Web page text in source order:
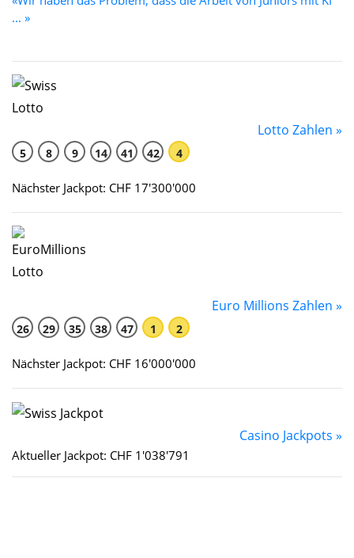
... »
Lotto Zahlen »
5 8 9 14 41 42 4
Nächster Jackpot: CHF 17'300'000
Euro Millions Zahlen »
26 29 35 38 47 1 2
Nächster Jackpot: CHF 16'000'000
Casino Jackpots »
Aktueller Jackpot: CHF 1'038'791